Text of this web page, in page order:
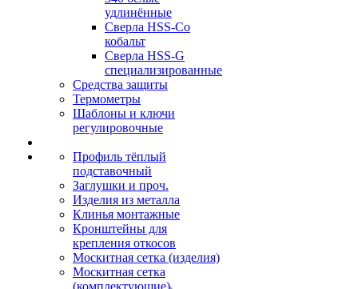
удлинённые
Сверла HSS-Co
кобальт
Сверла HSS-G
специализированные
Средства защиты
Термометры
Шаблоны и ключи
регулировочные
Профиль тёплый
подставочный
Заглушки и проч.
Изделия из металла
Клинья монтажные
Кронштейны для
крепления откосов
Москитная сетка (изделия)
Москитная сетка
(комплектующие)